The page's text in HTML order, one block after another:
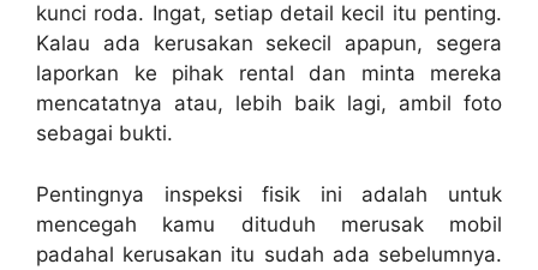
kunci roda. Ingat, setiap detail kecil itu penting.
Kalau ada kerusakan sekecil apapun, segera
laporkan ke pihak rental dan minta mereka
mencatatnya atau, lebih baik lagi, ambil foto
sebagai bukti.
Pentingnya inspeksi fisik ini adalah untuk
mencegah kamu dituduh merusak mobil
padahal kerusakan itu sudah ada sebelumnya.